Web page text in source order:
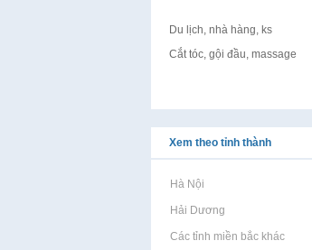
Du lịch, nhà hàng, ks
Cắt tóc, gội đầu, massage
Xem theo tỉnh thành
Rao vặt tại Hà Nội Rao vặt
Rao vặt tại Hải Dương Rao vặt
Rao vặt tại Các tỉnh miền bắc khác
Rao vặt